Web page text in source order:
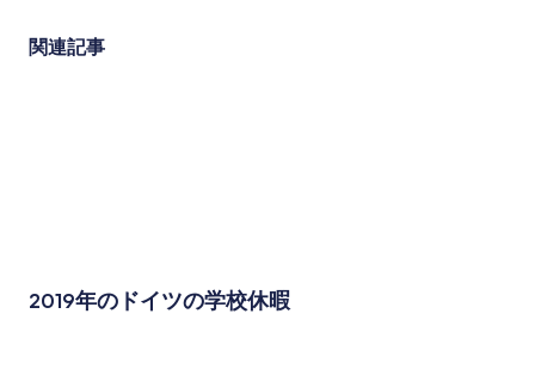
関連記事
2019年のドイツの学校休暇